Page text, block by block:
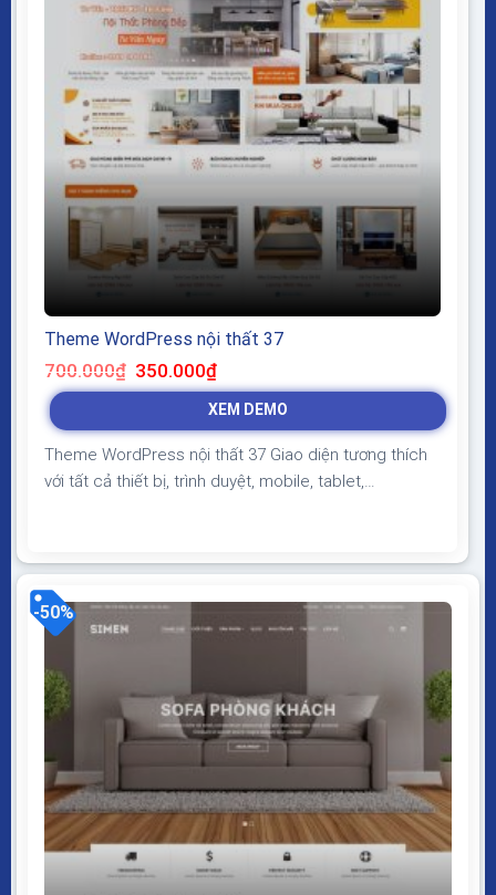
Theme WordPress nội thất 37
700.000₫ Giá
gốc
là:
350.000₫Giá
hiện
tại
là:
XEM DEMO
Theme WordPress nội thất 37 Giao diện tương thích
với tất cả thiết bị, trình duyệt, mobile, tablet,
load nhanh nhẹ tối ưu với các công cụ tìm kiếm
Theme sạch hoàn toàn 100% không virus, không...
-50%